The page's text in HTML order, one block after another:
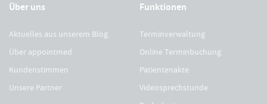
Über uns
Aktuelles aus unserem Blog
Über appointmed
Kundenstimmen
Unsere Partner
Funktionen
Terminverwaltung
Online Terminbuchung
Patientenakte
Videosprechstunde